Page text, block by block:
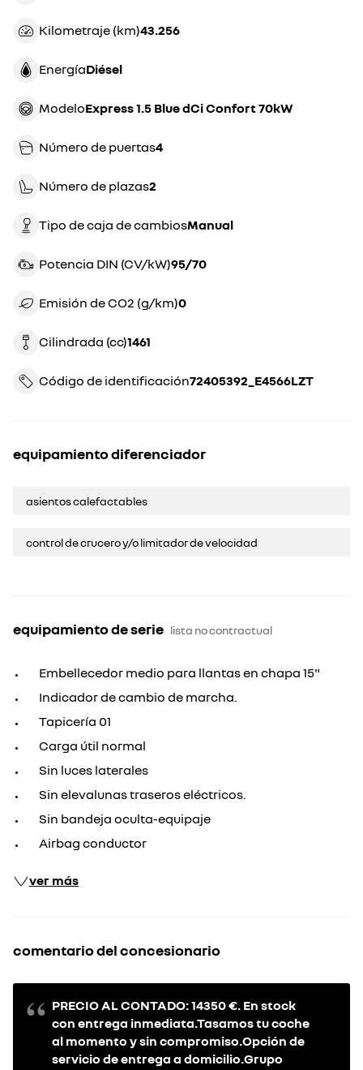
Kilometraje (km) 43.256
Energía diésel
Modelo Express 1.5 Blue dCi Confort 70kW
Número de puertas4
Número de plazas2
Tipo de caja de cambios manual
Potencia DIN (CV/kW) 95/70
Emisión de CO2 (g/km)0
Cilindrada (cc) 1461
Código de identificación 72405392_E4566LZT
equipamiento diferenciador
asientos calefactables
control de crucero y/o limitador de velocidad
equipamiento de serie lista no contractual
Embellecedor medio para llantas en chapa 15"
Indicador de cambio de marcha.
Tapicería 01
Carga útil normal
Sin luces laterales
Sin elevalunas traseros eléctricos.
Sin bandeja oculta-equipaje
Airbag conductor
ver más
comentario del concesionario
PRECIO AL CONTADO: 14350 €. En stock
con entrega inmediata.Tasamos tu coche
al momento y sin compromiso.Opción de
servicio de entrega a domicilio.Grupo